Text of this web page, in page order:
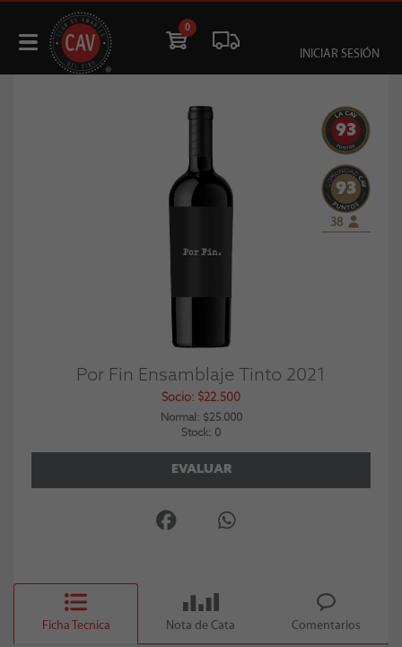
0
INICIAR SESIÓN
93
93
38
Por Fin Ensamblaje Tinto 2021
Socio: $22.500
Normal: $25.000
Stock: 0
EVALUAR
Ficha Tecnica Nota de Cata Comentarios